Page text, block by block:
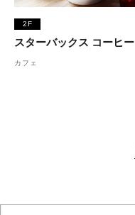
2F
スターバックス コーヒー
カフェ